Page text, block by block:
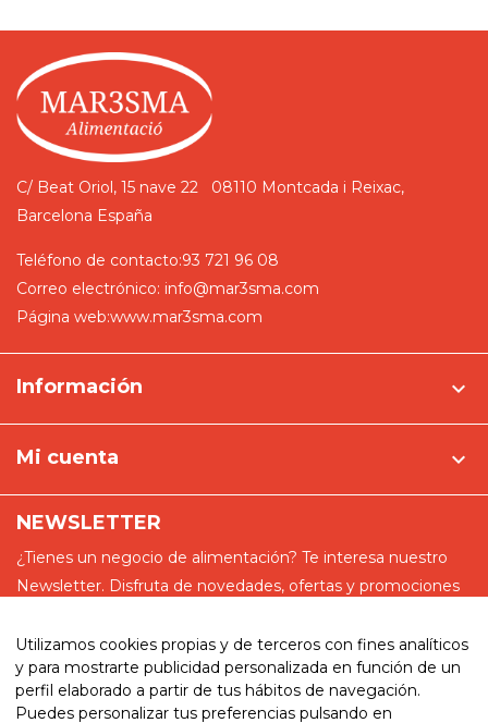
C/ Beat Oriol, 15 nave 22
08110 Montcada i Reixac,
Barcelona España
Teléfono de contacto:93 721 96 08
Correo electrónico: info@mar3sma.com
Página web:www.mar3sma.com
Información 
Mi cuenta 
NEWSLETTER
¿Tienes un negocio de alimentación? Te interesa nuestro
Newsletter. Disfruta de novedades, ofertas y promociones
Utilizamos cookies propias y de terceros con fines analíticos
y para mostrarte publicidad personalizada en función de un
perfil elaborado a partir de tus hábitos de navegación.
Puedes personalizar tus preferencias pulsando en